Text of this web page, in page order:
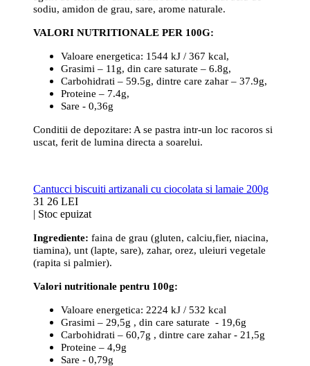
sodiu, amidon de grau, sare, arome naturale.
VALORI NUTRITIONALE PER 100G:
Valoare energetica: 1544 kJ / 367 kcal,
Grasimi – 11g, din care saturate – 6.8g,
Carbohidrati – 59.5g, dintre care zahar – 37.9g,
Proteine – 7.4g,
Sare - 0,36g
Conditii de depozitare: A se pastra intr-un loc racoros si
uscat, ferit de lumina directa a soarelui.
Cantucci biscuiti artizanali cu ciocolata si lamaie 200g
31 26 LEI
| Stoc epuizat
Ingrediente: faina de grau (gluten, calciu,fier, niacina,
tiamina), unt (lapte, sare), zahar, orez, uleiuri vegetale
(rapita si palmier).
Valori nutritionale pentru 100g:
Valoare energetica: 2224 kJ / 532 kcal
Grasimi – 29,5g , din care saturate - 19,6g
Carbohidrati – 60,7g , dintre care zahar - 21,5g
Proteine – 4,9g
Sare - 0,79g